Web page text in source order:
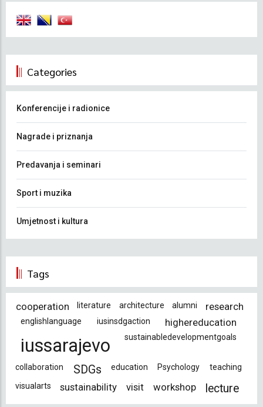
Categories
Konferencije i radionice
Nagrade i priznanja
Predavanja i seminari
Sport i muzika
Umjetnost i kultura
Tags
cooperation literature architecture alumni research
englishlanguage iusinsdgaction highereducation
iussarajevo sustainabledevelopmentgoals
collaboration SDGs education Psychology
teaching
visualarts
sustainability visit workshop lecture